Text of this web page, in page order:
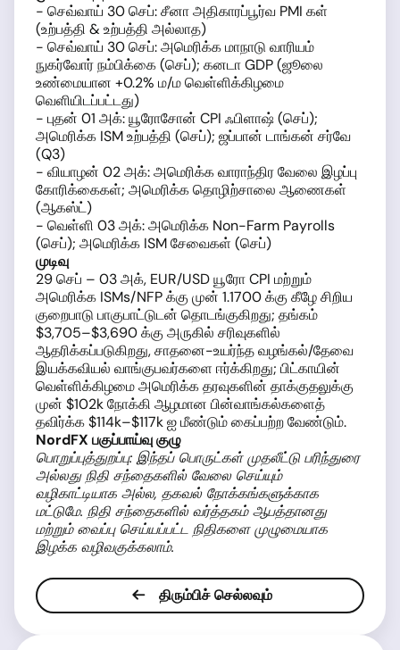
- செவ்வாய் 30 செப்: சீனா அதிகாரப்பூர்வ PMI கள்
(உற்பத்தி & உற்பத்தி அல்லாத)
- செவ்வாய் 30 செப்: அமெரிக்க மாநாடு வாரியம்
நுகர்வோர் நம்பிக்கை (செப்); கனடா GDP (ஜூலை
உண்மையான +0.2% ம/ம வெள்ளிக்கிழமை
வெளியிடப்பட்டது)
- புதன் 01 அக்: யூரோசோன் CPI ஃபிளாஷ் (செப்);
அமெரிக்க ISM உற்பத்தி (செப்); ஜப்பான் டாங்கன் சர்வே
(Q3)
- வியாழன் 02 அக்: அமெரிக்க வாராந்திர வேலை இழப்பு
கோரிக்கைகள்; அமெரிக்க தொழிற்சாலை ஆணைகள்
(ஆகஸ்ட்)
- வெள்ளி 03 அக்: அமெரிக்க Non-Farm Payrolls
(செப்); அமெரிக்க ISM சேவைகள் (செப்)
முடிவு
29 செப் – 03 அக், EUR/USD யூரோ CPI மற்றும்
அமெரிக்க ISMs/NFP க்கு முன் 1.1700 க்கு கீழே சிறிய
குறைபாடு பாகுபாட்டுடன் தொடங்குகிறது; தங்கம்
$3,705–$3,690 க்கு அருகில் சரிவுகளில்
ஆதரிக்கப்படுகிறது, சாதனை-உயர்ந்த வழங்கல்/தேவை
இயக்கவியல் வாங்குபவர்களை ஈர்க்கிறது; பிட்காயின்
வெள்ளிக்கிழமை அமெரிக்க தரவுகளின் தாக்குதலுக்கு
முன் $102k நோக்கி ஆழமான பின்வாங்கல்களைத்
தவிர்க்க $114k–$117k ஐ மீண்டும் கைப்பற்ற வேண்டும்.
NordFX பகுப்பாய்வு குழு
பொறுப்புத்துறப்பு: இந்தப் பொருட்கள் முதலீட்டு பரிந்துரை
அல்லது நிதி சந்தைகளில் வேலை செய்யும்
வழிகாட்டியாக அல்ல, தகவல் நோக்கங்களுக்காக
மட்டுமே. நிதி சந்தைகளில் வர்த்தகம் ஆபத்தானது
மற்றும் வைப்பு செய்யப்பட்ட நிதிகளை முழுமையாக
இழக்க வழிவகுக்கலாம்.
திரும்பிச் செல்லவும்